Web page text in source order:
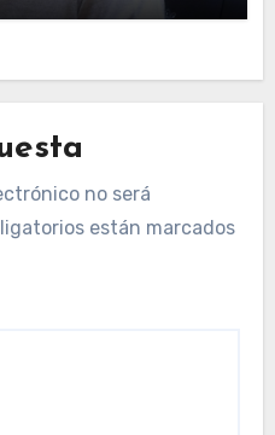
no será
están marcados